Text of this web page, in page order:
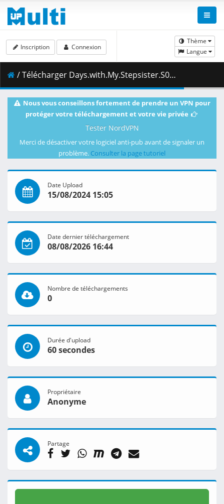
Thème
Langue
Inscription Connexion
/ Télécharger Days.with.My.Stepsister.S01E07.720p.CR.WEB-DL.AAC2.0.H.264-NanDesuKa.mkv.002 ( 351.71 MB )
Nous vous conseillons fortement de prendre un VPN pour
protéger votre téléchargement et votre vie privée
Tester NordVPN
Merci de désactiver votre logiciel anti-pub avant de signaler un
problème. Consulter la page tutoriel
Date Upload
15/08/2024 15:05
Date dernier téléchargement
08/08/2026 16:44
Nombre de téléchargements
0
Durée d'upload
60 secondes
Propriétaire
Anonyme
Partage